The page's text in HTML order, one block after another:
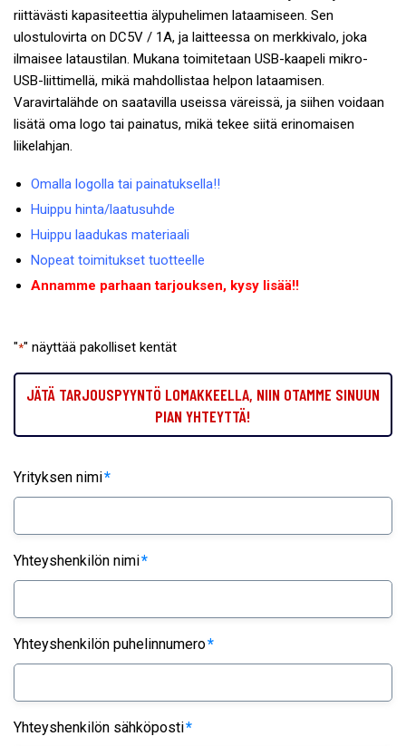
riittävästi kapasiteettia älypuhelimen lataamiseen. Sen
ulostulovirta on DC5V / 1A, ja laitteessa on merkkivalo, joka
ilmaisee lataustilan. Mukana toimitetaan USB-kaapeli mikro-
USB-liittimellä, mikä mahdollistaa helpon lataamisen.
Varavirtalähde on saatavilla useissa väreissä, ja siihen voidaan
lisätä oma logo tai painatus, mikä tekee siitä erinomaisen
liikelahjan.
Omalla logolla tai painatuksella!!
Huippu hinta/laatusuhde
Huippu laadukas materiaali
Nopeat toimitukset tuotteelle
Annamme parhaan tarjouksen, kysy lisää!!
"*" näyttää pakolliset kentät
JÄTÄ TARJOUSPYYNTÖ LOMAKKEELLA, NIIN OTAMME SINUUN
PIAN YHTEYTTÄ!
Yrityksen nimi*
Yhteyshenkilön nimi*
Yhteyshenkilön puhelinnumero*
Yhteyshenkilön sähköposti*